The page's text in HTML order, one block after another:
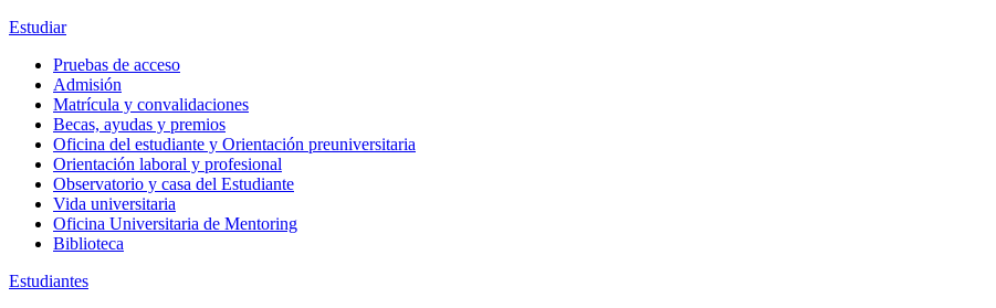
Estudiar
Pruebas de acceso
Admisión
Matrícula y convalidaciones
Becas, ayudas y premios
Oficina del estudiante y Orientación preuniversitaria
Orientación laboral y profesional
Observatorio y casa del Estudiante
Vida universitaria
Oficina Universitaria de Mentoring
Biblioteca
Estudiantes